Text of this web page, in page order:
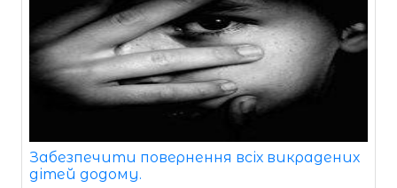
Забезпечити повернення всіх викрадених
дітей додому.